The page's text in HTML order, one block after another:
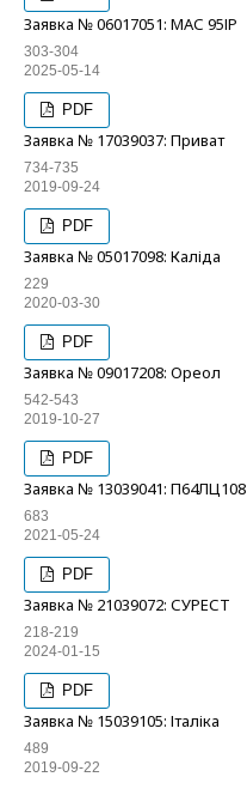
Заявка № 06017051: МАС 95ІР
303-304
2025-05-14
PDF
Заявка № 17039037: Приват
734-735
2019-09-24
PDF
Заявка № 05017098: Каліда
229
2020-03-30
PDF
Заявка № 09017208: Ореол
542-543
2019-10-27
PDF
Заявка № 13039041: П64ЛЦ108
683
2021-05-24
PDF
Заявка № 21039072: СУРЕСТ
218-219
2024-01-15
PDF
Заявка № 15039105: Італіка
489
2019-09-22